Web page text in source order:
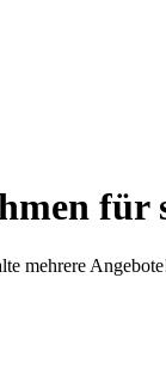
für
mehrere